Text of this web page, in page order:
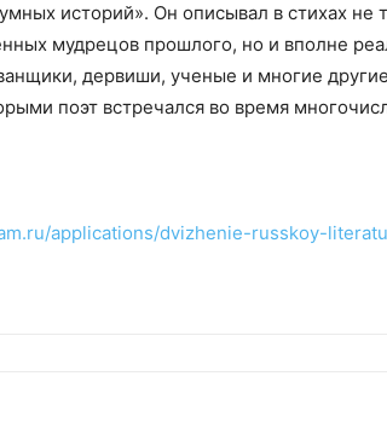
историй». Он описывал в стихах не
мудрецов прошлого, но и вполне
дервиши, ученые и многие
поэт встречался во время
applications/dvizhenie-russkoy-